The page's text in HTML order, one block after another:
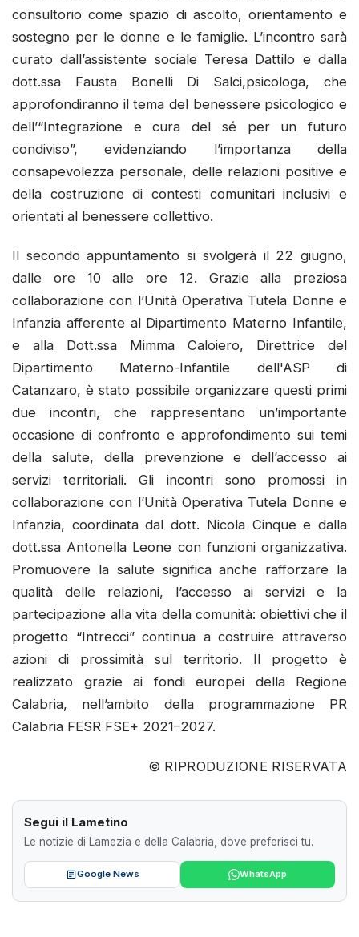
consultorio come spazio di ascolto, orientamento e
sostegno per le donne e le famiglie. L’incontro sarà
curato dall’assistente sociale Teresa Dattilo e dalla
dott.ssa Fausta Bonelli Di Salci,psicologa, che
approfondiranno il tema del benessere psicologico e
dell’“Integrazione e cura del sé per un futuro
condiviso”, evidenziando l’importanza della
consapevolezza personale, delle relazioni positive e
della costruzione di contesti comunitari inclusivi e
orientati al benessere collettivo.
Il secondo appuntamento si svolgerà il 22 giugno,
dalle ore 10 alle ore 12. Grazie alla preziosa
collaborazione con l’Unità Operativa Tutela Donne e
Infanzia afferente al Dipartimento Materno Infantile,
e alla Dott.ssa Mimma Caloiero, Direttrice del
Dipartimento Materno-Infantile dell'ASP di
Catanzaro, è stato possibile organizzare questi primi
due incontri, che rappresentano un’importante
occasione di confronto e approfondimento sui temi
della salute, della prevenzione e dell’accesso ai
servizi territoriali. Gli incontri sono promossi in
collaborazione con l’Unità Operativa Tutela Donne e
Infanzia, coordinata dal dott. Nicola Cinque e dalla
dott.ssa Antonella Leone con funzioni organizzativa.
Promuovere la salute significa anche rafforzare la
qualità delle relazioni, l’accesso ai servizi e la
partecipazione alla vita della comunità: obiettivi che il
progetto “Intrecci” continua a costruire attraverso
azioni di prossimità sul territorio. Il progetto è
realizzato grazie ai fondi europei della Regione
Calabria, nell’ambito della programmazione PR
Calabria FESR FSE+ 2021–2027.
© RIPRODUZIONE RISERVATA
Segui il Lametino
Le notizie di Lamezia e della Calabria, dove preferisci tu.
Google News WhatsApp